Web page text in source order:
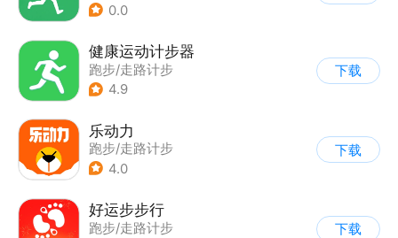
0.0
健康运动计步器
跑步/走路计步
4.9
下载
乐动力
跑步/走路计步
4.0
下载
好运步步行
跑步/走路计步
下载